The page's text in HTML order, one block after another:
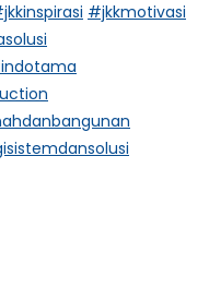
#jkkmotivasi